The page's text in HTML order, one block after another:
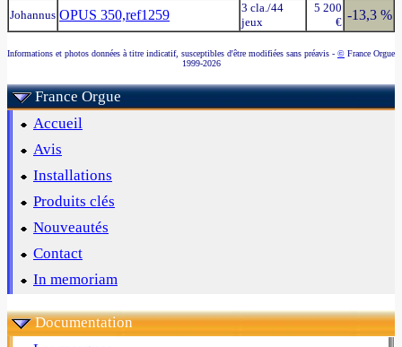
Johannus OPUS 350,ref1259
3 cla./44
jeux
5 200
€ -13,3 %
Informations et photos données à titre indicatif, susceptibles d'être modifiées sans préavis - © France Orgue
1999-2026
France Orgue
Accueil
Avis
Installations
Produits clés
Nouveautés
Contact
In memoriam
Documentation